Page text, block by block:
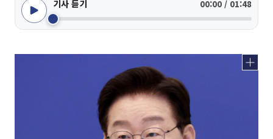
기사 듣기 00:00 / 01:48